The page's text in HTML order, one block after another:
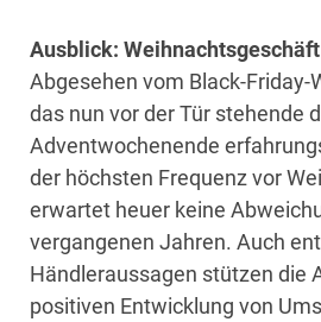
Ausblick:
Abgesehen vom Black-Friday-
das nun vor der Tür stehende
Adventwochenende
der höchsten Frequenz vor
erwartet heuer keine
vergangenen Jahren. Auch
Händleraussagen stützen die
positiven Entwicklung von